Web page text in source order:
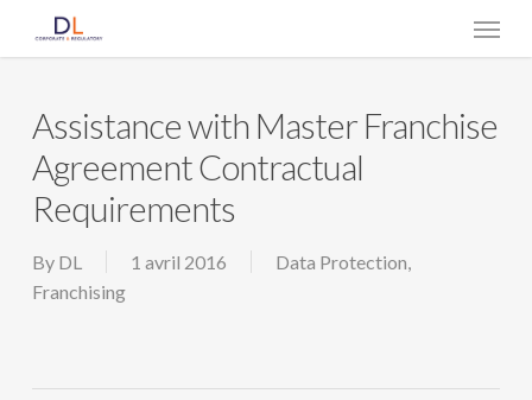
Menu
Assistance with Master Franchise
Agreement Contractual
Requirements
By DL 1 avril 2016 Data Protection,
Franchising